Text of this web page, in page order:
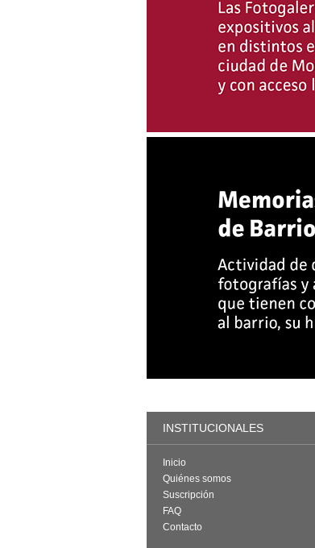
INSTITUCIONALES
Inicio
Quiénes somos
Suscripción
FAQ
Contacto